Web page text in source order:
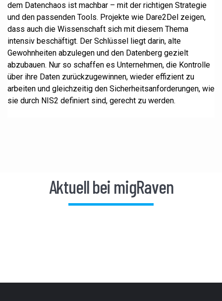
dem Datenchaos ist machbar – mit der richtigen Strategie
und den passenden Tools. Projekte wie Dare2Del zeigen,
dass auch die Wissenschaft sich mit diesem Thema
intensiv beschäftigt. Der Schlüssel liegt darin, alte
Gewohnheiten abzulegen und den Datenberg gezielt
abzubauen. Nur so schaffen es Unternehmen, die Kontrolle
über ihre Daten zurückzugewinnen, wieder effizient zu
arbeiten und gleichzeitig den Sicherheitsanforderungen, wie
sie durch NIS2 definiert sind, gerecht zu werden.
Aktuell bei migRaven